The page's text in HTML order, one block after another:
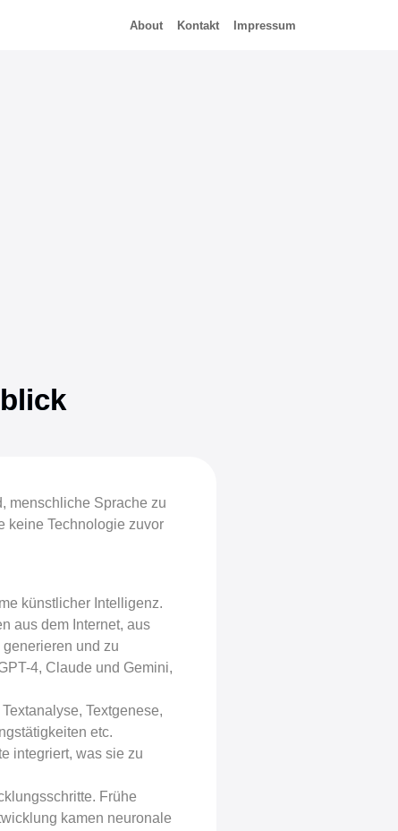
About Kontakt Impressum
menschliche Sprache zu
keine Technologie zuvor
künstlicher Intelligenz.
aus dem Internet, aus
und zu
4, Claude und Gemini,
Textgenese,
etc.
integriert, was sie zu
Frühe
kamen neuronale